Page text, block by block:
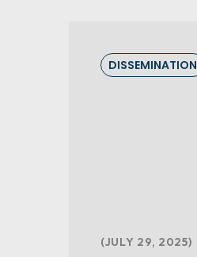
DISSEMINATION
JULY 29, 2025